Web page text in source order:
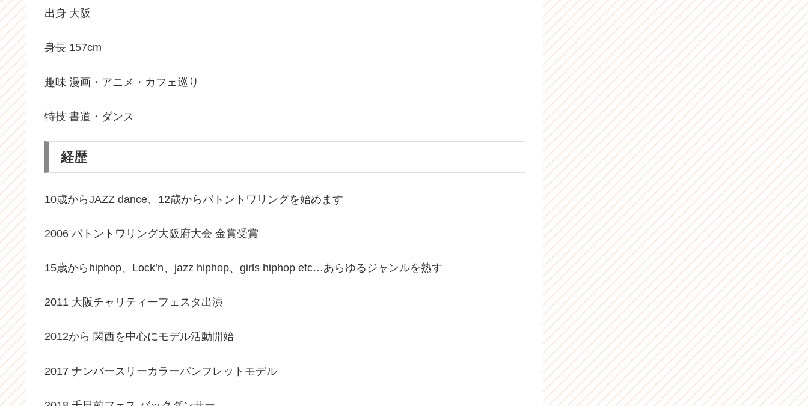
出身 大阪
身長 157cm
趣味 漫画・アニメ・カフェ巡り
特技 書道・ダンス
経歴
10歳からJAZZ dance、12歳からバトントワリングを始めます
2006 バトントワリング大阪府大会 金賞受賞
15歳からhiphop、Lock’n、jazz hiphop、girls hiphop etc…あらゆるジャンルを熟す
2011 大阪チャリティーフェスタ出演
2012から 関西を中心にモデル活動開始
2017 ナンバースリーカラーパンフレットモデル